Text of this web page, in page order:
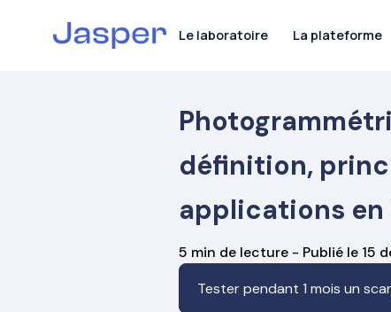
Le laboratoire La plateforme
définition,
applications
5 min de lecture - Publié le 15
Tester pendant 1 mois un